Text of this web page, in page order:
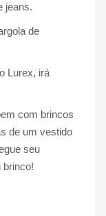
jeans.
de
Lurex, irá
com brincos
de um vestido
seu
brinco!